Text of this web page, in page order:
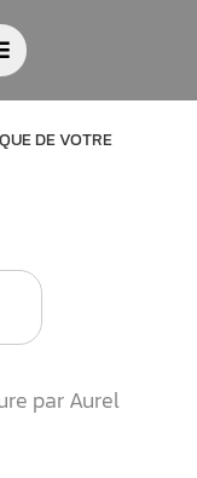
DE VOTRE
par Aurel